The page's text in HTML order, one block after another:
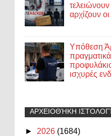
τελειώνουν
αρχίζουν
Υπόθεση
ισχυρές
ΑΡΧΕΙΟΘΉΚΗ
► 2026 (1684)